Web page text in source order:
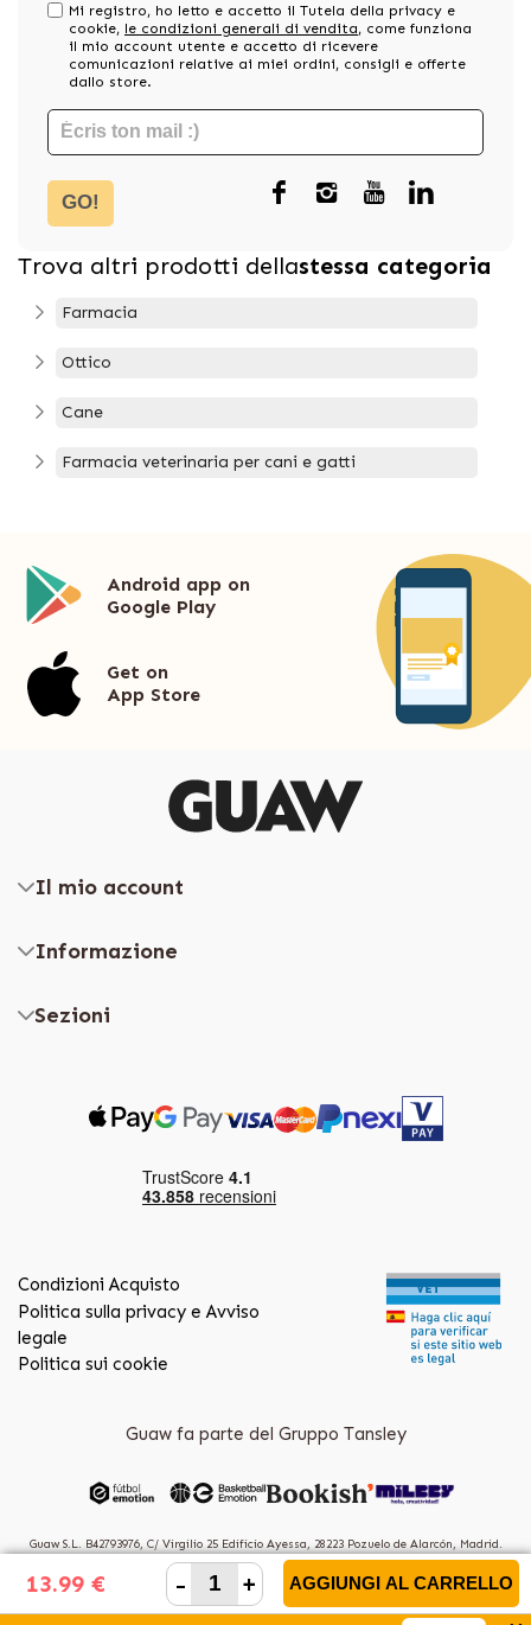
13.99 € - + AGGIUNGI AL CARRELLO
Mi registro, ho letto e accetto il Tutela della privacy e
cookie, le condizioni generali di vendita, come funziona
il mio account utente e accetto di ricevere
comunicazioni relative ai miei ordini, consigli e offerte
dallo store.
GO!
Trova altri prodotti dellastessa categoria
Farmacia
Ottico
Cane
Farmacia veterinaria per cani e gatti
Android app on
Google Play
Get on
App Store
Il mio account
Informazione
Sezioni
Condizioni Acquisto
Politica sulla privacy e Avviso
legale
Politica sui cookie
Guaw fa parte del Gruppo Tansley
Guaw S.L. B42793976, C/ Virgilio 25 Edificio Ayessa, 28223 Pozuelo de Alarcón, Madrid.
(Spain)